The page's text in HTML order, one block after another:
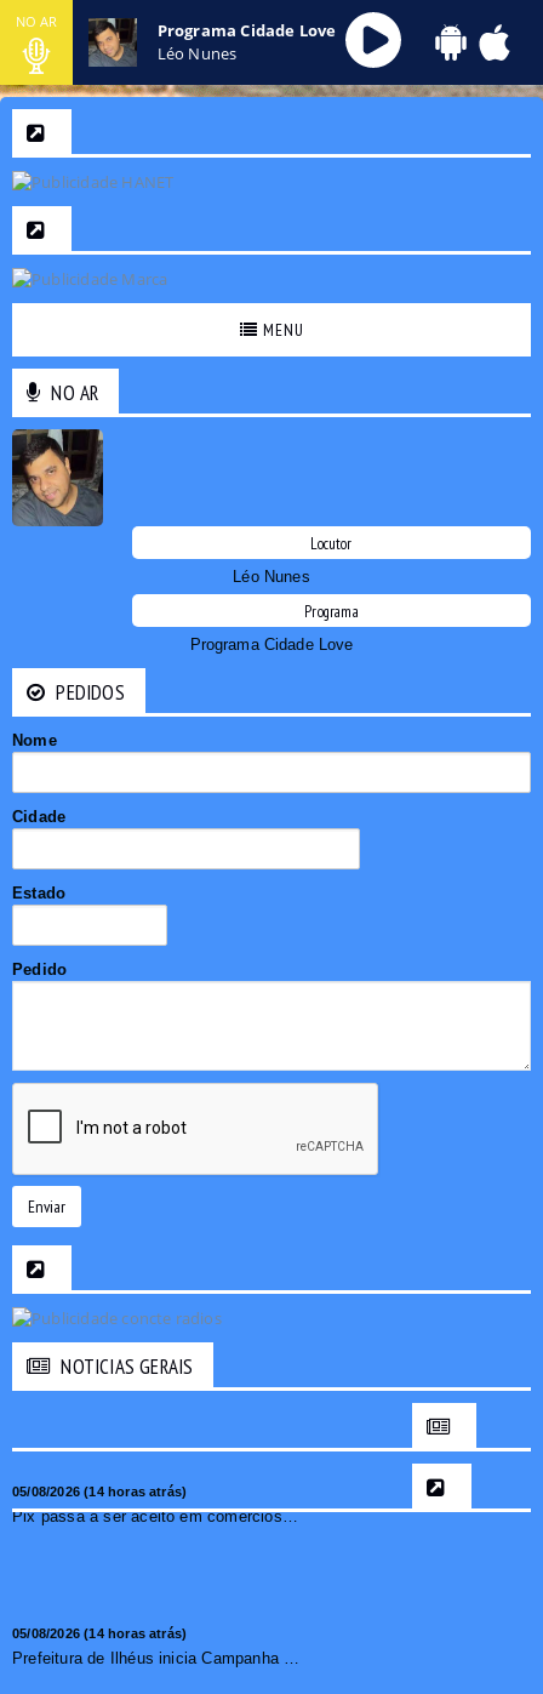
NO AR
Programa Cidade Love
Léo Nunes
MENU
NO AR
Locutor
Léo Nunes
Programa
Programa Cidade Love
PEDIDOS
Nome
Cidade
Estado
Pedido
Enviar
NOTICIAS GERAIS
05/08/2026 (14 horas atrás)
Pix passa a ser aceito em comércios de oito países e amplia opções de pagamento para brasileiros no exterior
05/08/2026 (14 horas atrás)
Prefeitura de Ilhéus inicia Campanha de Multivacinação 2026